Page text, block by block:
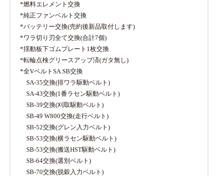
*燃料エレメント交換
*純正ファンベルト交換
*バッテリー交換(売約後新品取付します)
*ワラ切り刃全て交換(合計7個)
*揺動板下ゴムプレート1枚交換
*転輪点検グリースアップ済(ガタ無し)
*全VベルトSA.SB交換
SA-35交換(排ワラ駆動ベルト)
SA-43交換(1番ラセン駆動ベルト)
SB-39交換(刈取駆動ベルト)
SB-49 W800交換(走行ベルト)
SB-52交換(グレン入力ベルト)
SB-53交換(横ラセン駆動ベルト)
SB-53交換(搬送HST駆動ベルト)
SB-64交換(選別ベルト)
SB-70交換(脱穀入力ベルト)